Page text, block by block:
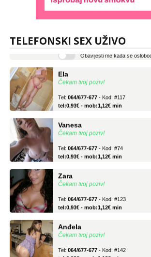
TELEFONSKI SEX UŽIVO
Lucija
tel:0,93€ - mob:1,12€ min
Obavijesti me kada se oslobodi
Čekam tvoj poziv!
tel:0,93€ - mob:1,12€ min
Čekam tvoj poziv!
tel:0,93€ - mob:1,12€ min
Čekam tvoj poziv!
tel:0,93€ - mob:1,12€ min
Čekam tvoj poziv!
tel:0,93€ - mob:1,12€ min